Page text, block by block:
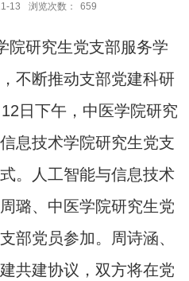
13 浏览次数： 659
院研究生党支部服务学
不断推动支部党建科研
12 日下午，中医学院研究
息技术学院研究生党支
。人工智能与信息技术
璐、中医学院研究生党
部党员参加。周诗涵、
共建协议，双方将在党